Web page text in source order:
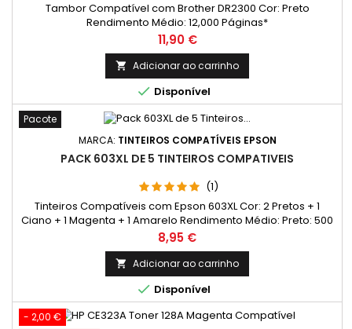
Tambor Compatível com Brother DR2300 Cor: Preto
Rendimento Médio: 12,000 Páginas*
Preço
11,90 €
 Adicionar ao carrinho
 Disponível
Pacote
MARCA: TINTEIROS COMPATÍVEIS EPSON
PACK 603XL DE 5 TINTEIROS COMPATIVEIS
(1)
Tinteiros Compatíveis com Epson 603XL Cor: 2 Pretos + 1
Ciano + 1 Magenta + 1 Amarelo Rendimento Médio: Preto: 500
Páginas* Cada Cor: 350 Páginas*
Preço
8,95 €
 Adicionar ao carrinho
 Disponível
- 2,00 €